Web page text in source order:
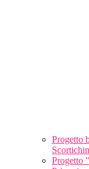
Progetto
Progetto